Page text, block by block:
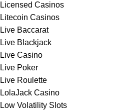
Licensed Casinos
Litecoin Casinos
Live Baccarat
Live Blackjack
Live Casino
Live Poker
Live Roulette
LolaJack Casino
Low Volatility Slots